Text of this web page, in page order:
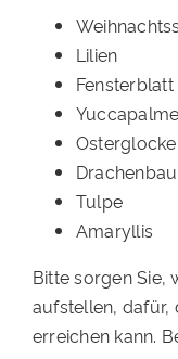
Lilien
Fensterblatt
Yuccapalme
Tulpe
Amaryllis
Bitte sorgen Sie,
aufstellen, dafür,
erreichen kann.